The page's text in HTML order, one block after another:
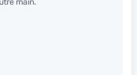
main.